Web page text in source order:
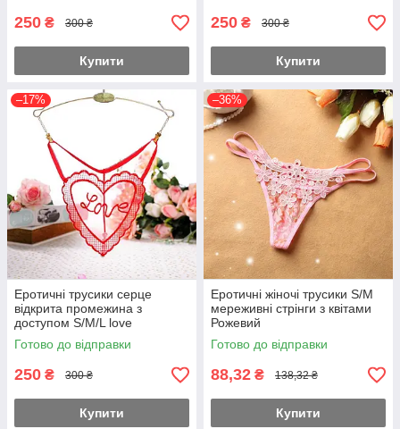
250 ₴ 300 ₴
Купити
250 ₴ 300 ₴
Купити
–17%
Еротичні трусики серце
відкрита промежина з
доступом S/M/L love
подарунок Червоний
Готово до відправки
250 ₴ 300 ₴
Купити
–36%
Еротичні жіночі трусики S/M
мереживні стрінги з квітами
Рожевий
Готово до відправки
88,32 ₴ 138,32 ₴
Купити